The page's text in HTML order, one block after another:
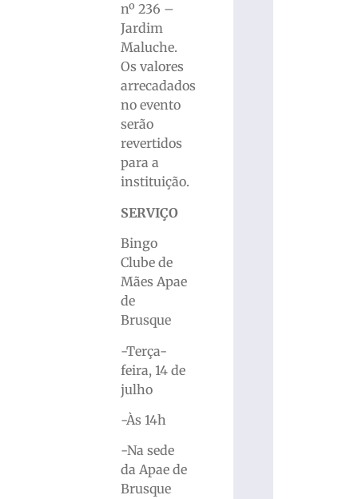
nº 236 –
Jardim
Maluche.
Os valores
arrecadados
no evento
serão
revertidos
para a
instituição.
SERVIÇO
Bingo
Clube de
Mães Apae
de
Brusque
-Terça-
feira, 14 de
julho
-Às 14h
-Na sede
da Apae de
Brusque